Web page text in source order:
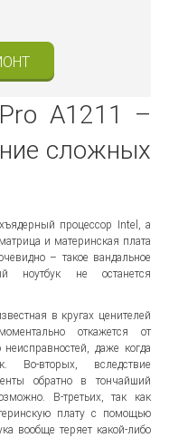
A1211 –
сложных
процессор Intel, а
и материнская плата
– такое вандальное
ноутбук не останется
в кругах ценителей
откажется от
даже когда
Во-вторых, вследствие
обратно в тончайший
В-третьих, так как
плату с помощью
вообще теряет какой-либо